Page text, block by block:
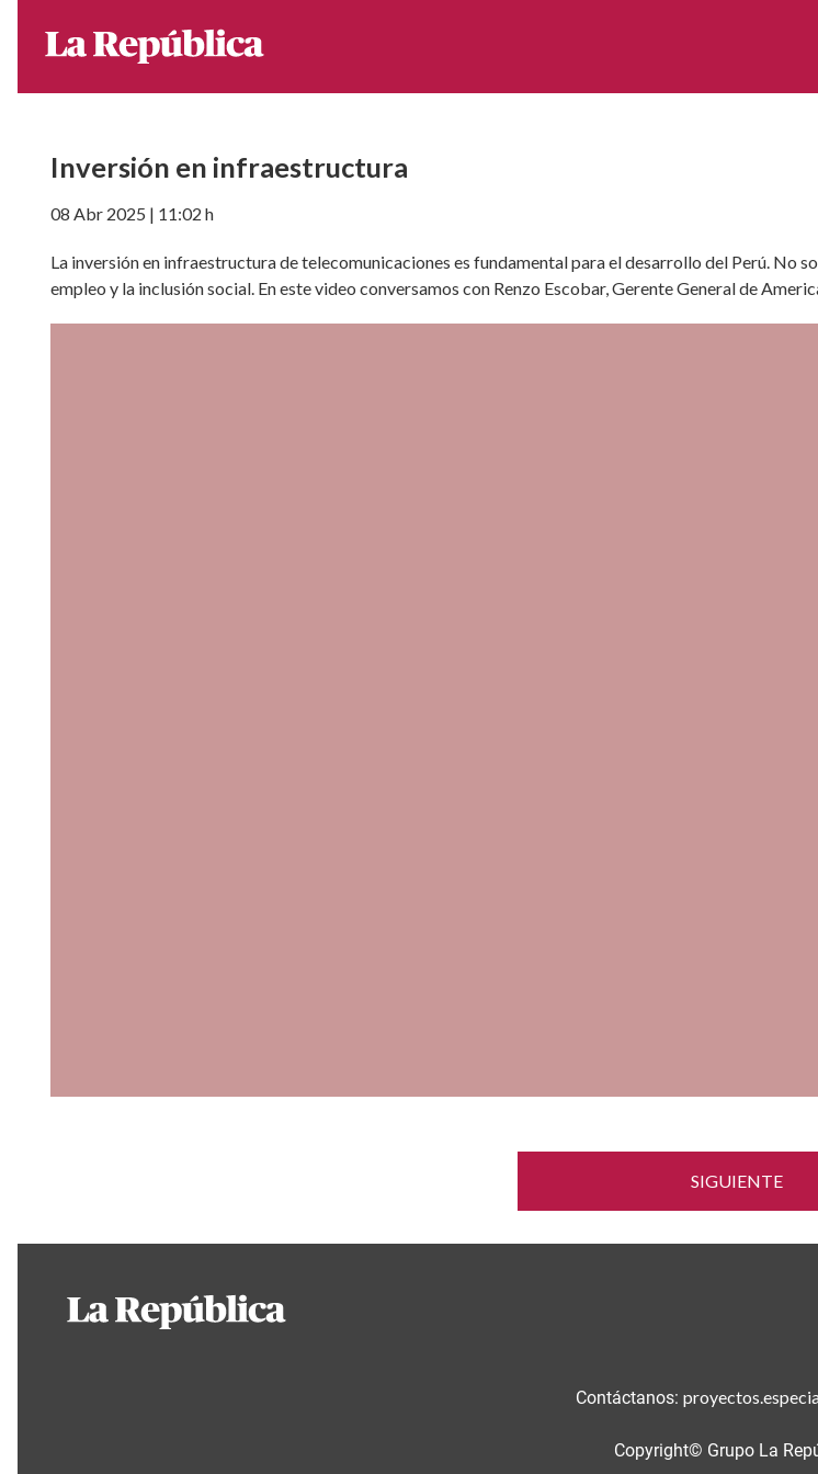
Inversión en infraestructura
08 Abr 2025 | 11:02 h
La inversión en infraestructura de telecomunicaciones es fundamental para el desarrollo del Perú. No
empleo y la inclusión social. En este video conversamos con Renzo Escobar, Gerente General de
SIGUIENTE
Contáctanos:
Copyright© Grupo La